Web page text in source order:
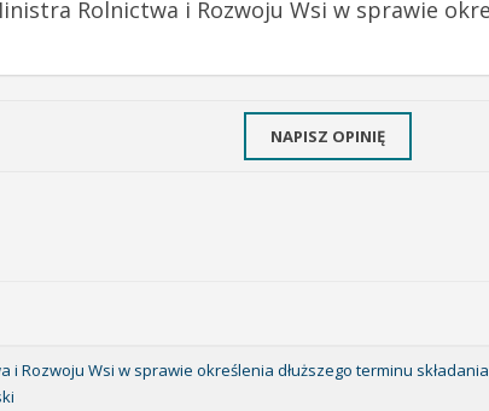
Rolnictwa i Rozwoju Wsi w sprawie
NAPISZ OPINIĘ
Rozwoju Wsi w sprawie określenia dłuższego terminu